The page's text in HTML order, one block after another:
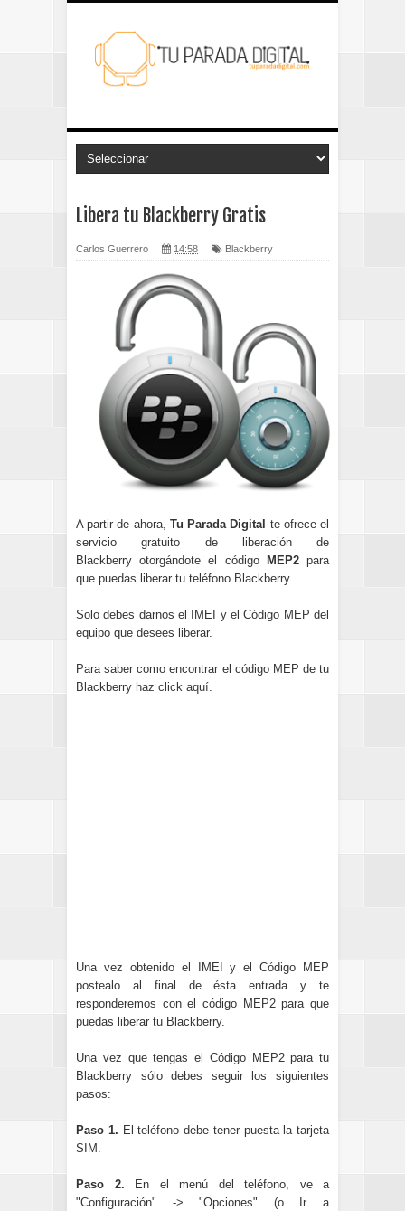
Libera tu Blackberry Gratis
Carlos Guerrero 14:58 Blackberry
A partir de ahora, Tu Parada Digital te ofrece el
servicio gratuito de liberación de
Blackberry otorgándote el código
MEP2para
que puedas liberar tu teléfono Blackberry.
Solo debes darnos el IMEI y el Código MEP del
equipo que desees liberar.
Para saber como encontrar el código MEP de tu
Blackberry haz click aquí.
Una vez obtenido el IMEI y el Código MEP
postealo al final de ésta entrada y te
responderemos con el código MEP2 para que
puedas liberar tu Blackberry.
Una vez que tengas el Código MEP2 para tu
Blackberry sólo debes seguir los siguientes
pasos:
Paso 1. El teléfono debe tener puesta la tarjeta
SIM.
Paso 2. En el menú del teléfono, ve a
"Configuración" -> "Opciones" (o Ir a